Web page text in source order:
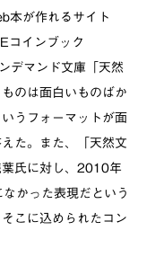
本が作れるサイト
コインブック
デマンド文庫「天然
のは面白いものばか
うフォーマットが面
た。また、「天然文
葉氏に対し、2010年
かった表現だという
こに込められたコン